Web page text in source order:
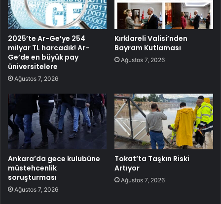
2025’te Ar-Ge’ye 254
milyar TL harcadık! Ar-
Ge’de en büyük pay
üniversitelere
Ağustos 7, 2026
Kırklareli Valisi’nden
Bayram Kutlaması
Ağustos 7, 2026
Ankara’da gece kulubüne
müstehcenlik
soruşturması
Ağustos 7, 2026
Tokat’ta Taşkın Riski
Artıyor
Ağustos 7, 2026